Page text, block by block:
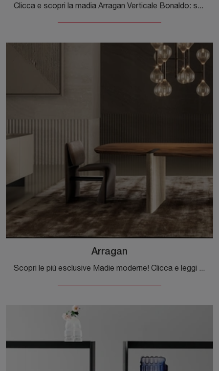
Clicca e scopri la madia Arragan Verticale Bonaldo: se desideri mobili in legno laccato per stanze moderne, questa è la scelta ideale per te!
Arragan
Scopri le più esclusive Madie moderne! Clicca e leggi l'articolo: mobile soggiorno Arragan in legno laccato, soluzione bella e di grande qualità.